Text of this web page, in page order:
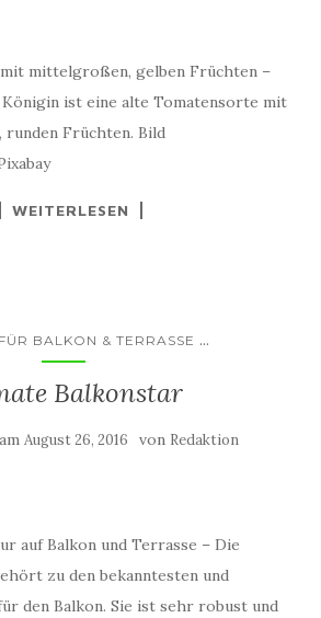
mittelgroßen, gelben Früchten –
Königin ist eine alte Tomatensorte mit
runden Früchten. Bild
WEITERLESEN
BALKON & TERRASSE ...
Balkonstar
August 26, 2016 von Redaktion
auf Balkon und Terrasse – Die
zu den bekanntesten und
den Balkon. Sie ist sehr robust und